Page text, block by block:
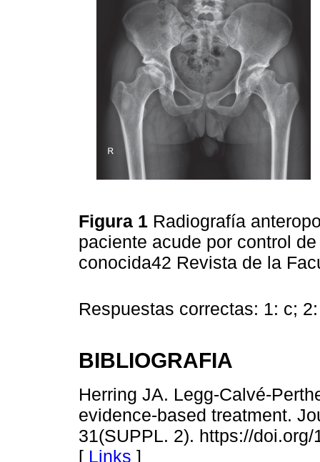
Figura 1 Radiografía
paciente acude por control
conocida42 Revista de la
Respuestas correctas: 1: c;
BIBLIOGRAFIA
Herring JA. Legg-Calvé-
evidence-based treatment.
31(SUPPL. 2). https://
[ Links ]